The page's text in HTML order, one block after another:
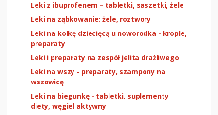
Leki z ibuprofenem – tabletki, saszetki, żele
Leki na ząbkowanie: żele, roztwory
Leki na kolkę dziecięcą u noworodka - krople,
preparaty
Leki i preparaty na zespół jelita drażliwego
Leki na wszy - preparaty, szampony na
wszawicę
Leki na biegunkę - tabletki, suplementy
diety, węgiel aktywny